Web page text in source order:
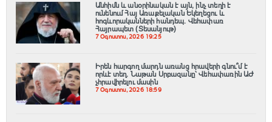
Անհիմն և անօրինական է այն, ինչ տեղի է
ունենում Հայ Առաքելական Եկեղեցու և
հոգևորականների հանդեպ. Վեհափառ
Հայրապետ (Տեսանյութ)
7 Օգոստոս, 2026 19:25
Իրեն հարգող մարդն առանց հրավերի գնու՞մ է
որևէ տեղ. Նաթան Սրբազանը՝ Վեհափառին ԱԺ
չհրավիրելու մասին
7 Օգոստոս, 2026 18:59